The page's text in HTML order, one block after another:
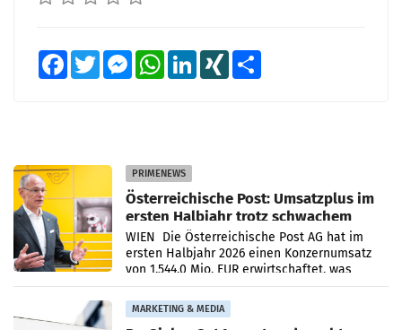
FacebookTwitter MessengerWhatsAppLinkedInXING
PRIMENEWS
Österreichische Post: Umsatzplus im
ersten Halbjahr trotz schwachem
Briefgeschäft
WIEN Die Österreichische Post AG hat im
ersten Halbjahr 2026 einen Konzernumsatz
von 1.544,0 Mio. EUR erwirtschaftet, was
einem Plus von 3,8 Prozent gegenüber dem
Vergleichszeitraum
MARKETING & MEDIA